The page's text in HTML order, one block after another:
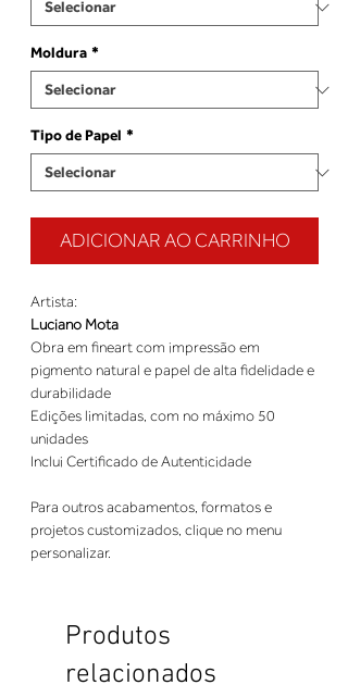
Moldura *
Tipo de Papel *
ADICIONAR AO CARRINHO
Artista:
Luciano Mota
Obra em fineart com impressão em
pigmento natural e papel de alta fidelidade e
durabilidade
Edições limitadas, com no máximo 50
unidades
Inclui Certificado de Autenticidade
Para outros acabamentos, formatos e
projetos customizados, clique no menu
personalizar.
Produtos
relacionados